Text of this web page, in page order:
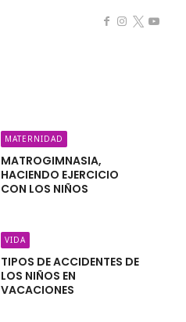
MATERNIDAD
MATROGIMNASIA,
HACIENDO EJERCICIO
CON LOS NIÑOS
VIDA
TIPOS DE ACCIDENTES DE
LOS NIÑOS EN
VACACIONES